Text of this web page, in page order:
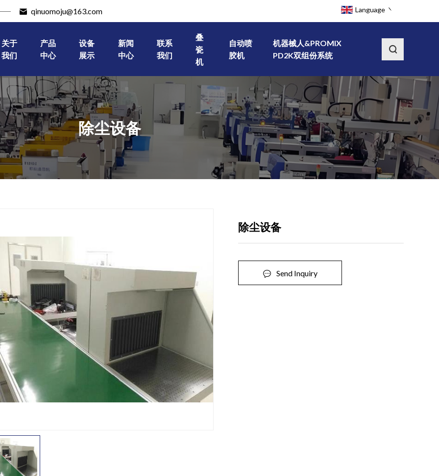
qinuomoju@163.com Language
关于
我们
产品
中心
设备
展示
新闻
中心
联系
我们
叠
瓷
机
自动喷
胶机
机器械人&PROMIX
PD2K双组份系统
除尘设备
除尘设备
Send Inquiry